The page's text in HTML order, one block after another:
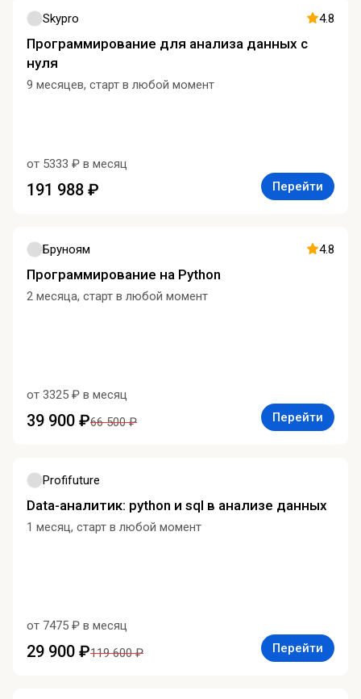
Skypro 4.8
Программирование для анализа данных с
нуля
9 месяцев, старт в любой момент
от 5333 ₽ в месяц
191 988 ₽ Перейти
Бруноям 4.8
Программирование на Python
2 месяца, старт в любой момент
от 3325 ₽ в месяц
39 900 ₽66 500 ₽ Перейти
Profifuture
Data-аналитик: python и sql в анализе данных
1 месяц, старт в любой момент
от 7475 ₽ в месяц
29 900 ₽119 600 ₽ Перейти